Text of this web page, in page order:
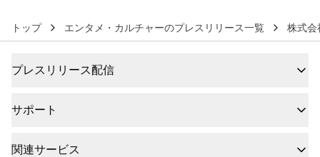
トップ エンタメ・カルチャーのプレスリリース一覧 株式会
プレスリリース配信
サポート
関連サービス